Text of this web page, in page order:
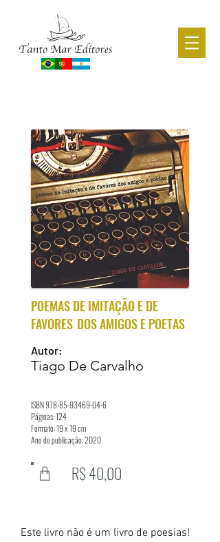
CATÁLOGO ACADÊMICO
POEMAS DE IMITAÇÃO E DE
FAVORES DOS AMIGOS E POETAS
Autor:
Tiago De Carvalho
ISBN978-85-93469-04-6
Páginas: 124
Formato: 19 x 19 cm
Ano de publicação: 2020
R$ 40,00
Este livro não é um livro de poesias!